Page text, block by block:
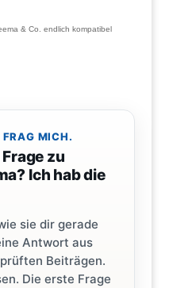
& Co. endlich kompatibel
FRAG MICH.
zu
Ich hab die
sie dir gerade
Antwort aus
Beiträgen.
Die erste Frage